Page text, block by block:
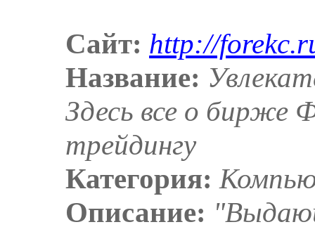
Сайт: http://
Название:
Здесь все о бирже
трейдингу
Категория:
Описание: